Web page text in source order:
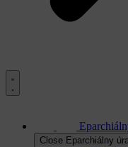
Close Eparchiálny